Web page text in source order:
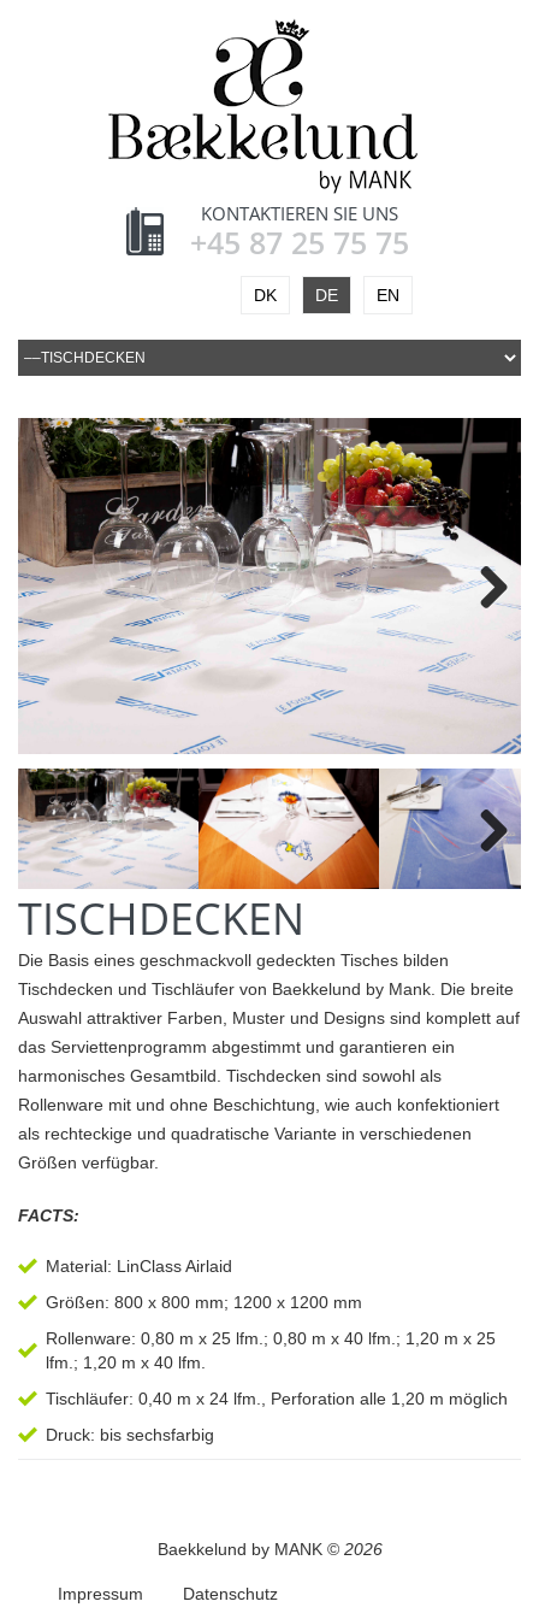
KONTAKTIEREN SIE UNS
+45 87 25 75 75
DK DE EN
Next
TISCHDECKEN
Die Basis eines geschmackvoll gedeckten Tisches bilden
Tischdecken und Tischläufer von Baekkelund by Mank. Die breite
Auswahl attraktiver Farben, Muster und Designs sind komplett auf
das Serviettenprogramm abgestimmt und garantieren ein
harmonisches Gesamtbild. Tischdecken sind sowohl als
Rollenware mit und ohne Beschichtung, wie auch konfektioniert
als rechteckige und quadratische Variante in verschiedenen
Größen verfügbar.
FACTS:
Material: LinClass Airlaid
Größen: 800 x 800 mm; 1200 x 1200 mm
Rollenware: 0,80 m x 25 lfm.; 0,80 m x 40 lfm.; 1,20 m x 25
lfm.; 1,20 m x 40 lfm.
Tischläufer: 0,40 m x 24 lfm., Perforation alle 1,20 m möglich
Druck: bis sechsfarbig
Baekkelund by MANK © 2026
Impressum Datenschutz